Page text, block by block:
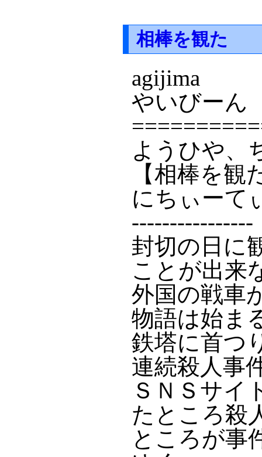
相棒を観た
agijima
やいびーん
ようひや、
【相棒を観
にちぃーて
----------------
封切の日に
ことが出来
外国の戦車
物語は始ま
鉄塔に首つ
連続殺人事
ＳＮＳサイ
たところ殺
ところが事